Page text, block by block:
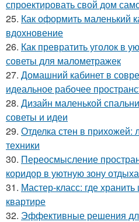
спроектировать свой дом
25. Как оформить маленький
вдохновение
26. Как превратить уголок в
советы для малометражек
27. Домашний кабинет в
идеальное рабочее
28. Дизайн маленькой
советы и идеи
29. Отделка стен в
техники
30. Переосмысление
коридор в уютную зону отдыха
31. Мастер-класс: где
квартире
32. Эффективные решения